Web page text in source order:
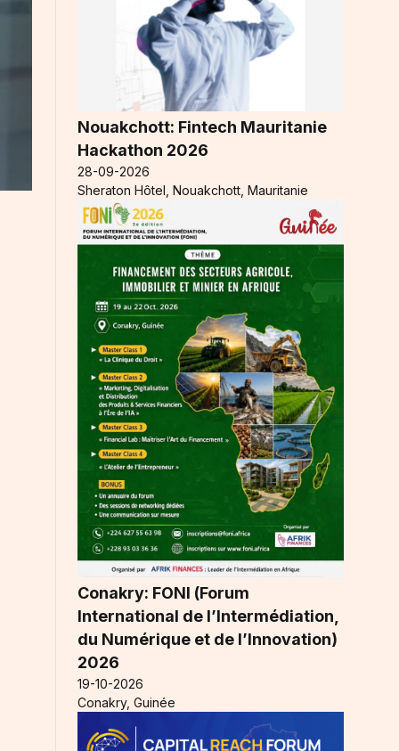
Nouakchott: Fintech Mauritanie
Hackathon 2026
28-09-2026
Sheraton Hôtel, Nouakchott, Mauritanie
Conakry: FONI (Forum
International de l’Intermédiation,
du Numérique et de l’Innovation)
2026
19-10-2026
Conakry, Guinée